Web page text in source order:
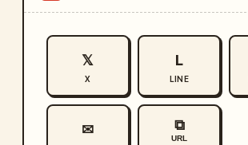
𝕏
X
L
LINE
✉ ⧉
URL